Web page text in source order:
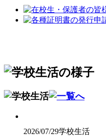
2026/07/29学校生活